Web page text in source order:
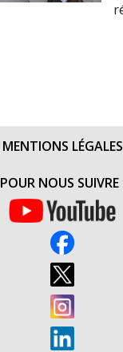
MENTIONS LÉGALES
POUR NOUS SUIVRE